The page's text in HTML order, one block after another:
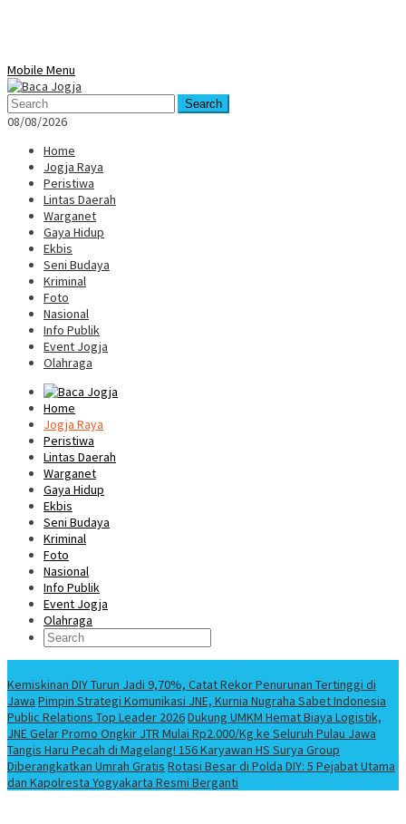
Mobile Menu
Search
08/08/2026
Home
Jogja Raya
Peristiwa
Lintas Daerah
Warganet
Gaya Hidup
Ekbis
Seni Budaya
Kriminal
Foto
Nasional
Info Publik
Event Jogja
Olahraga
Home
Jogja Raya
Peristiwa
Lintas Daerah
Warganet
Gaya Hidup
Ekbis
Seni Budaya
Kriminal
Foto
Nasional
Info Publik
Event Jogja
Olahraga
Kemiskinan DIY Turun Jadi 9,70%, Catat Rekor Penurunan Tertinggi di
Jawa Pimpin Strategi Komunikasi JNE, Kurnia Nugraha Sabet Indonesia
Public Relations Top Leader 2026Dukung UMKM Hemat Biaya Logistik,
JNE Gelar Promo Ongkir JTR Mulai Rp2.000/Kg ke Seluruh Pulau Jawa
Tangis Haru Pecah di Magelang! 156 Karyawan HS Surya Group
Diberangkatkan Umrah Gratis Rotasi Besar di Polda DIY: 5 Pejabat Utama
dan Kapolresta Yogyakarta Resmi Berganti